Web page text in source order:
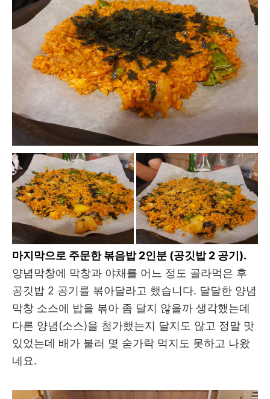
마지막으로 주문한 볶음밥 2인분 (공깃밥 2 공기).
양념막창에 막창과 야채를 어느 정도 골라먹은 후
공깃밥 2 공기를 볶아달라고 했습니다. 달달한 양념
막창 소스에 밥을 볶아 좀 달지 않을까 생각했는데
다른 양념(소스)을 첨가했는지 달지도 않고 정말 맛
있었는데 배가 불러 몇 숟가락 먹지도 못하고 나왔
네요.